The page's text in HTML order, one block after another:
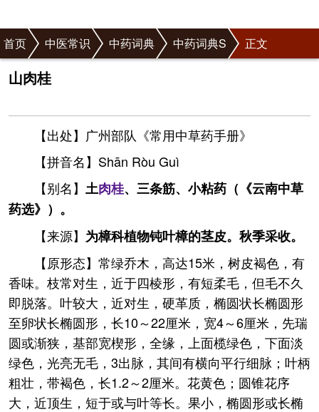
首页 中医常识 中药词典 中药词典S 正文
山肉桂
【出处】广州部队《常用中草药手册》
【拼音名】Shān Ròu Guì
【别名】 土肉桂、三条筋、小粘药（《云南中草
药选》）。
【来源】 为樟科植物钝叶樟的茎皮。秋季采收。
【原形态】常绿乔木，高达15米，树皮褐色，有
香味。枝常对生，近于四棱形，有短柔毛，但毛不久
即脱落。叶较大，近对生，硬革质，椭圆状长椭圆形
至卵状长椭圆形，长10～22厘米，宽4～6厘米，先瑞
圆或渐狭，基部宽楔形，全缘，上面榄绿色，下面淡
绿色，光亮无毛，3出脉，其间有横向平行细脉；叶柄
粗壮，带褐色，长1.2～2厘米。花黄色；圆锥花序
大，近顶生，短于或与叶等长。果小，椭圆形或长椭